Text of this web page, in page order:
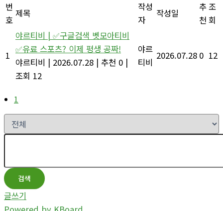
번
호
제목
작성
자
작성일
추
천
조
회
1
야르티비 | ✅구글검색 벳모아티비
✅유료 스포츠? 이제 평생 공짜!
야르티비 | 2026.07.28 | 추천 0 |
조회 12
야르
티비
2026.07.28 0 12
1
검색
글쓰기